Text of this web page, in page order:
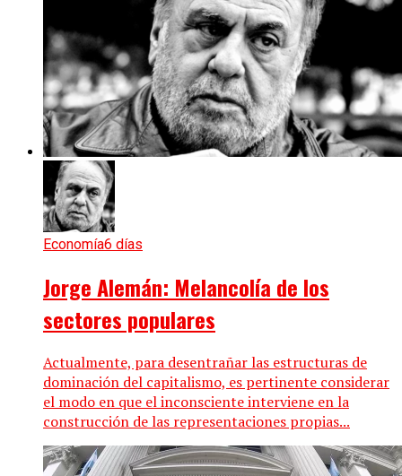
Economía6 días
Jorge Alemán: Melancolía de los
sectores populares
Actualmente, para desentrañar las estructuras de
dominación del capitalismo, es pertinente considerar
el modo en que el inconsciente interviene en la
construcción de las representaciones propias...